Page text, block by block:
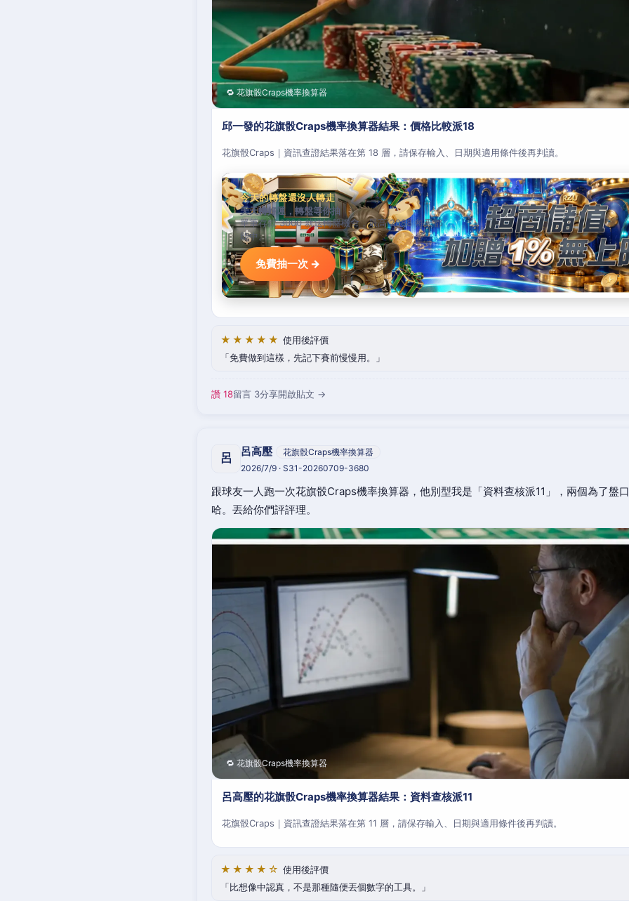
🔁 花旗骰Craps機率換算器
邱一發的花旗骰Craps機率換算器結果：價格比較派18
花旗骰Craps｜資訊查證結果落在第 18 層，請保存輸入、日期與適用條件後再判讀。
今天的轉盤還沒人轉走
天天轉好運，轉盤等你抽
單筆存款 3000 就送轉盤機會，最高 2888 每天都
能中。
免費抽一次 →
★★★★★ 使用後評價
免費做到這樣，先記下賽前慢慢用。
讚 18留言 3分享開啟貼文 →
呂 呂高壓
花旗骰Craps機率換算器
2026/7/9 · S31-20260709-3680
跟球友一人跑一次花旗骰Craps機率換算器，他別型我是「資料查核派11」，兩個為了盤
哈。丟給你們評評理。
🔁 花旗骰Craps機率換算器
呂高壓的花旗骰Craps機率換算器結果：資料查核派11
花旗骰Craps｜資訊查證結果落在第 11 層，請保存輸入、日期與適用條件後再判讀。
★★★★☆ 使用後評價
比想像中認真，不是那種隨便丟個數字的工具。